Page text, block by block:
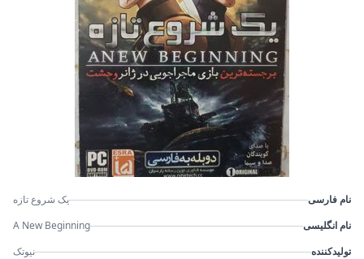
نام فارسی
یک شروع تازه
نام انگلیسی
A New Beginning
تولیدکننده
نیوتک